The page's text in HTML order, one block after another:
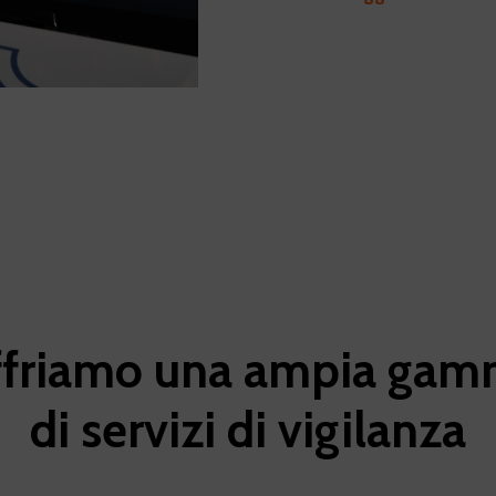
una ampia
di servizi di vigilanza